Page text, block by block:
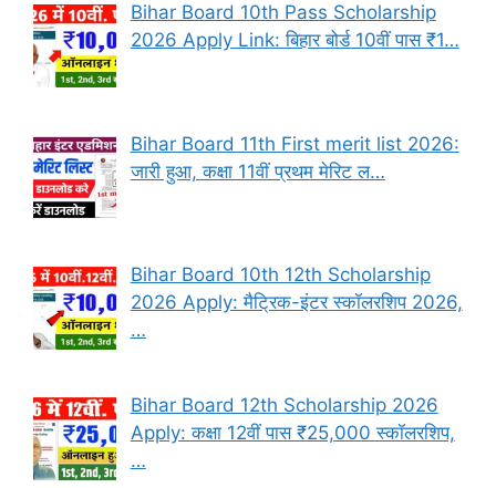
Bihar Board 10th Pass Scholarship
2026 Apply Link: बिहार बोर्ड 10वीं पास ₹1…
Bihar Board 11th First merit list 2026:
जारी हुआ, कक्षा 11वीं प्रथम मेरिट ल…
Bihar Board 10th 12th Scholarship
2026 Apply: मैट्रिक-इंटर स्कॉलरशिप 2026,
…
Bihar Board 12th Scholarship 2026
Apply: कक्षा 12वीं पास ₹25,000 स्कॉलरशिप,
…